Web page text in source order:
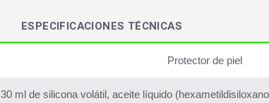
ESPECIFICACIONES TÉCNICAS
Protector de piel
30 ml de silicona volátil, aceite líquido